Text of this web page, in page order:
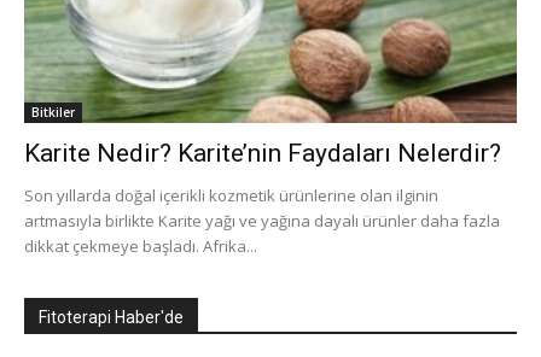
Bitkiler
Karite Nedir? Karite’nin Faydaları Nelerdir?
Son yıllarda doğal içerikli kozmetik ürünlerine olan ilginin
artmasıyla birlikte Karite yağı ve yağına dayalı ürünler daha fazla
dikkat çekmeye başladı. Afrika...
Fitoterapi Haber'de